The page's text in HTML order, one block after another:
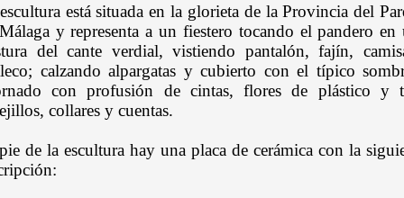
está situada en la glorieta de la Provincia del
y representa a un fiestero tocando el pandero en
del cante verdial, vistiendo pantalón, fajín,
calzando alpargatas y cubierto con el típico
con profusión de cintas, flores de plástico y
collares y cuentas.
de la escultura hay una placa de cerámica con la